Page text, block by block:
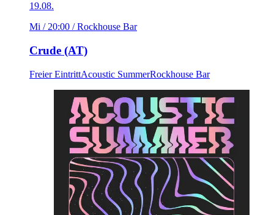
19.08.
Mi / 20:00 / Rockhouse Bar
Crude (AT)
Freier EintrittAcoustic SummerRockhouse Bar